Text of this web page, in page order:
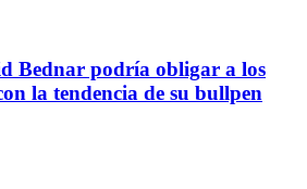
Bednar podría obligar a los
la tendencia de su bullpen